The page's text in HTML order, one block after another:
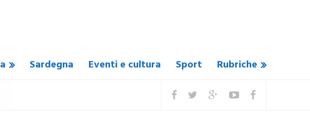
Sardegna Eventi e cultura Sport Rubriche